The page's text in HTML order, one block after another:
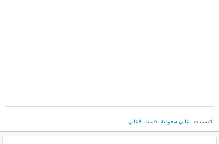
التسميات: اغاني سعودية ,كلمات الاغاني